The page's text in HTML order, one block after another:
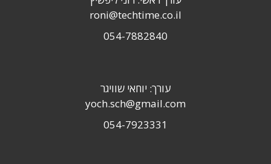
roni@techtime.co.il
054-7882840
עורך: יוחאי שוויגר
yoch.sch@gmail.com
054-7923331